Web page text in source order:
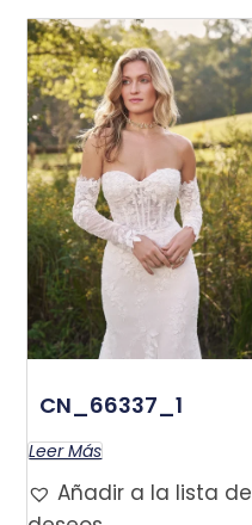
CN_66337_1
Leer Más
Añadir a la lista de